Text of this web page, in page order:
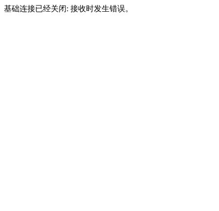
基础连接已经关闭: 接收时发生错误。